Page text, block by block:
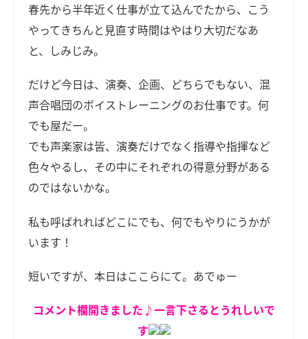
春先から半年近く仕事が立て込んでたから、こう
やってきちんと見直す時間はやはり大切だなあ
と、しみじみ。
だけど今日は、演奏、企画、どちらでもない、混
声合唱団のボイストレーニングのお仕事です。何
でも屋だー。
でも声楽家は皆、演奏だけでなく指導や指揮など
色々やるし、その中にそれぞれの得意分野がある
のではないかな。
私も呼ばれればどこにでも、何でもやりにうかが
います！
短いですが、本日はここらにて。あでゅー
コメント欄開きました♪一言下さるとうれしいで
す